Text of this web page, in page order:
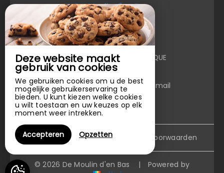
Deze website maakt
gebruik van cookies
We gebruiken cookies om u de best
mogelijke gebruikerservaring te
bieden. U kunt kiezen welke cookies
u wilt toestaan en uw keuzes op elk
moment weer intrekken.
Accepteren Opzetten
De Moulin d'en Bas
De Moulin d'en Bas
102 Moulin D'En Bas,
Route De Poix ,
6870 SAINT HUBERT - BELGIQUE
+974 7050 3124
Contact opnemen per e-mail
Disclaimer Algemene verkoopvoorwaarden
© 2026 De Moulin d'en Bas | Powered by